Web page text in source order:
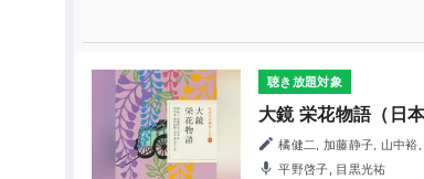
聴き放題対象
大鏡 栄花物語（日
橘健二, 加藤静子, 山中裕
平野啓子, 目黒光祐